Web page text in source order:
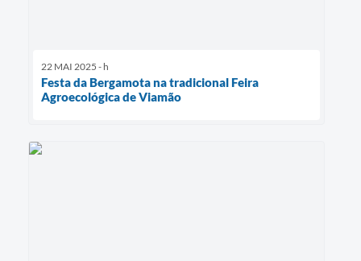
22 MAI 2025 - h
Festa da Bergamota na tradicional Feira
Agroecológica de Viamão